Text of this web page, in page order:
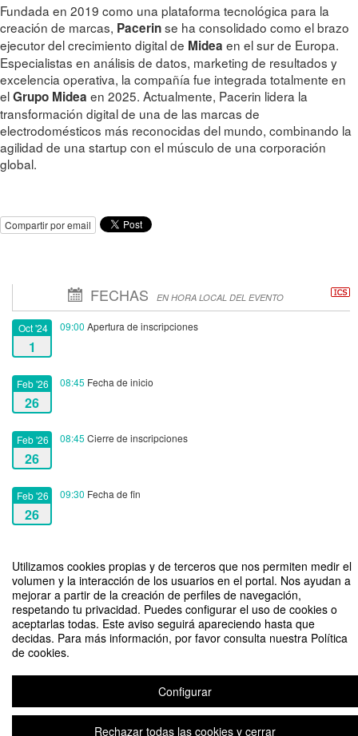
Utilizamos cookies propias y de terceros que nos permiten medir el
volumen y la interacción de los usuarios en el portal. Nos ayudan a
mejorar a partir de la creación de perfiles de navegación,
respetando tu privacidad. Puedes configurar el uso de cookies o
aceptarlas todas. Este aviso seguirá apareciendo hasta que
decidas. Para más información, por favor consulta nuestra Política
de cookies.
Configurar
Rechazar todas las cookies y cerrar
Fundada en 2019 como una plataforma tecnológica para la
creación de marcas, Pacerinse ha consolidado como el brazo
ejecutor del crecimiento digital de Midea en el sur de Europa.
Especialistas en análisis de datos, marketing de resultados y
excelencia operativa, la compañía fue integrada totalmente en
elGrupo Midea en 2025. Actualmente, Pacerin lidera la
transformación digital de una de las marcas de
electrodomésticos más reconocidas del mundo, combinando la
agilidad de una startup con el músculo de una corporación
global.
Compartir por email
FECHAS EN HORA LOCAL DEL EVENTO
Oct '24
1
09:00 Apertura de inscripciones
Feb '26
26
08:45 Fecha de inicio
Feb '26
26
08:45 Cierre de inscripciones
Feb '26
26
09:30 Fecha de fin
SE2025-26: Emprender desde la Universidad: Lecciones de un camino de 0
a 100
Organizado por Loyola Initiatives
Plataforma de organización de eventos Symposium